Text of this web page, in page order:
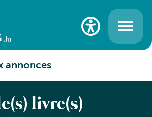
annonces
livre(s)